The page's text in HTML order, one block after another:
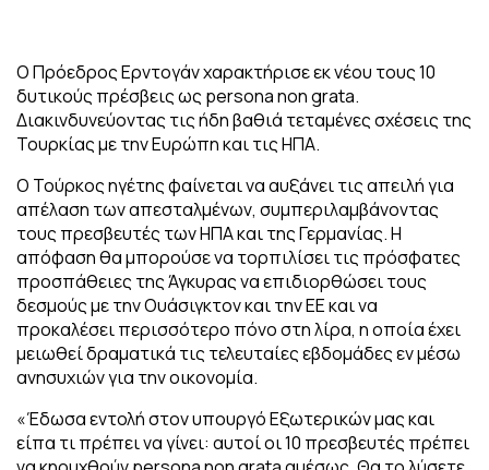
Ο Πρόεδρος Ερντογάν χαρακτήρισε εκ νέου τους 10
δυτικούς πρέσβεις ως persona non grata.
Διακινδυνεύοντας τις ήδη βαθιά τεταμένες σχέσεις της
Τουρκίας με την Ευρώπη και τις ΗΠΑ.
Ο Τούρκος ηγέτης φαίνεται να αυξάνει τις απειλή για
απέλαση των απεσταλμένων, συμπεριλαμβάνοντας
τους πρεσβευτές των ΗΠΑ και της Γερμανίας. Η
απόφαση θα μπορούσε να τορπιλίσει τις πρόσφατες
προσπάθειες της Άγκυρας να επιδιορθώσει τους
δεσμούς με την Ουάσιγκτον και την ΕΕ και να
προκαλέσει περισσότερο πόνο στη λίρα, η οποία έχει
μειωθεί δραματικά τις τελευταίες εβδομάδες εν μέσω
ανησυχιών για την οικονομία.
«Έδωσα εντολή στον υπουργό Εξωτερικών μας και
είπα τι πρέπει να γίνει: αυτοί οι 10 πρεσβευτές πρέπει